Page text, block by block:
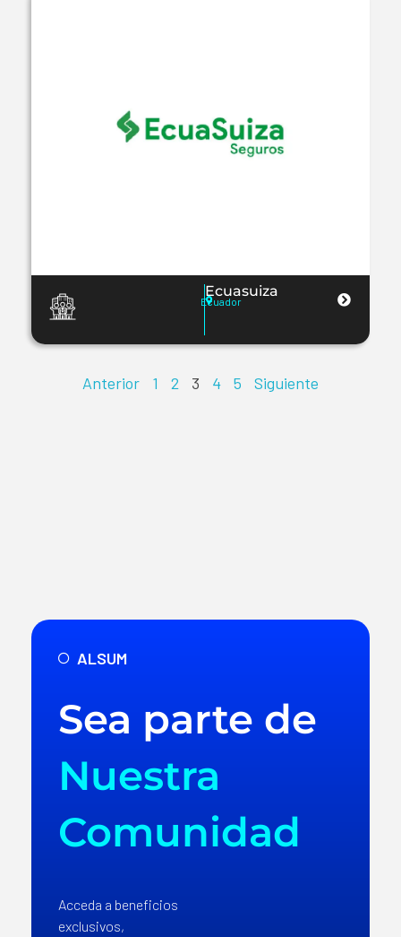
Ecuasuiza
Ecuador
Anterior 1 2 3 4 5 Siguiente
ALSUM
Sea parte de
Nuestra
Comunidad
Acceda a beneficios
exclusivos,